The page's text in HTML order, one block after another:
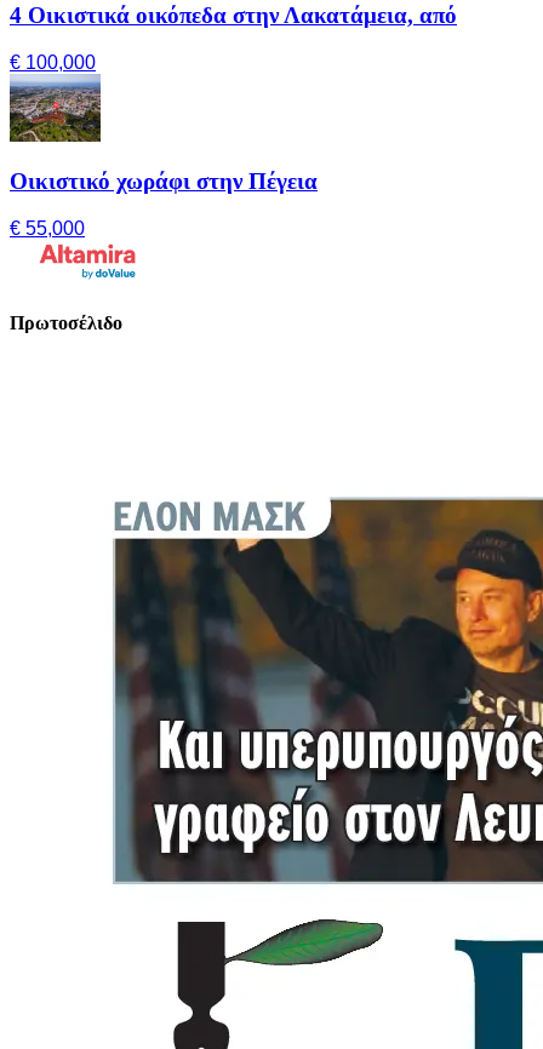
4 Οικιστικά οικόπεδα στην Λακατάμεια, από
€ 100,000
Οικιστικό χωράφι στην Πέγεια
€ 55,000
Πρωτοσέλιδο